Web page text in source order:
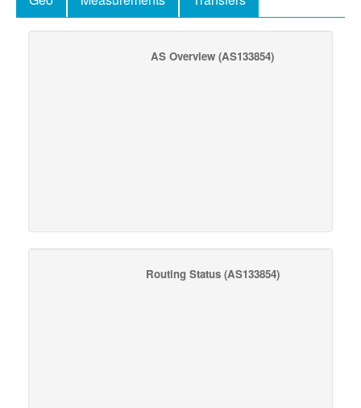
AS Overview (AS133854)
Routing Status(AS133854)